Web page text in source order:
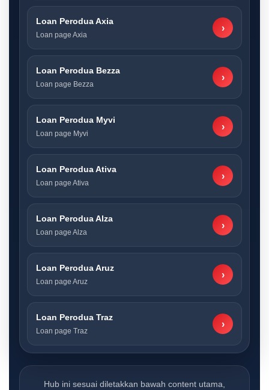
Loan Perodua Axia
Loan page Axia
›
Loan Perodua Bezza
Loan page Bezza
›
Loan Perodua Myvi
Loan page Myvi
›
Loan Perodua Ativa
Loan page Ativa
›
Loan Perodua Alza
Loan page Alza
›
Loan Perodua Aruz
Loan page Aruz
›
Loan Perodua Traz
Loan page Traz
›
Hub ini sesuai diletakkan bawah content utama,